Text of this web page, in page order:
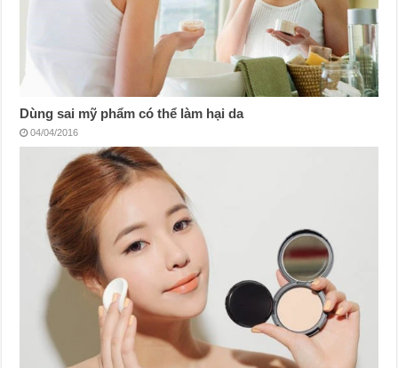
Dùng sai mỹ phẩm có thể làm hại da
04/04/2016